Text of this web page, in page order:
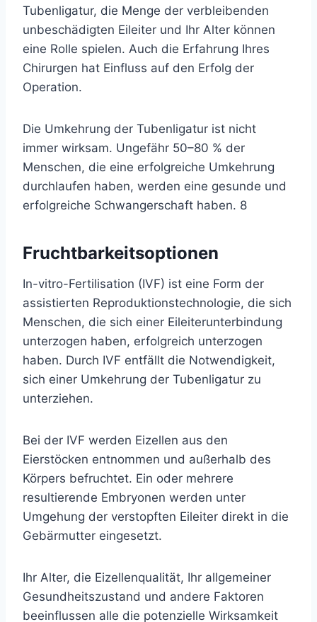
Tubenligatur, die Menge der verbleibenden
unbeschädigten Eileiter und Ihr Alter können
eine Rolle spielen. Auch die Erfahrung Ihres
Chirurgen hat Einfluss auf den Erfolg der
Operation.
Die Umkehrung der Tubenligatur ist nicht
immer wirksam. Ungefähr 50–80 % der
Menschen, die eine erfolgreiche Umkehrung
durchlaufen haben, werden eine gesunde und
erfolgreiche Schwangerschaft haben. 8
Fruchtbarkeitsoptionen
In-vitro-Fertilisation (IVF) ist eine Form der
assistierten Reproduktionstechnologie, die sich
Menschen, die sich einer Eileiterunterbindung
unterzogen haben, erfolgreich unterzogen
haben. Durch IVF entfällt die Notwendigkeit,
sich einer Umkehrung der Tubenligatur zu
unterziehen.
Bei der IVF werden Eizellen aus den
Eierstöcken entnommen und außerhalb des
Körpers befruchtet. Ein oder mehrere
resultierende Embryonen werden unter
Umgehung der verstopften Eileiter direkt in die
Gebärmutter eingesetzt.
Ihr Alter, die Eizellenqualität, Ihr allgemeiner
Gesundheitszustand und andere Faktoren
beeinflussen alle die potenzielle Wirksamkeit